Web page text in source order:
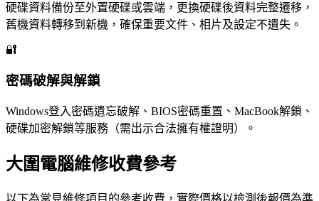
硬碟資料備份至外置硬碟或雲端，更換硬碟後資料完整遷移，
舊機資料轉移到新機，確保重要文件、相片及設定不遺失。
🔐
密碼破解與解鎖
Windows登入密碼遺忘破解、BIOS密碼重置、MacBook解鎖、
硬碟加密解鎖等服務（需出示合法擁有權證明）。
大圍電腦維修收費參考